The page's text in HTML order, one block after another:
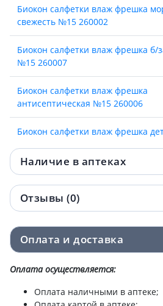
Биокон салфетки влаж фрешка
свежесть №15 260002
Биокон салфетки влаж фрешка б/
№15 260007
Биокон салфетки влаж фрешка
антисептическая №15 260006
Биокон салфетки влаж фрешка
Биокон салфетки влаж фрешка д/
гигиены №20 260004
Доктор Биокон спрей
рук алое вера и шалфей 50 мл
Доктор Биокон спрей
рук пантенол и розмарин 50 мл
Биокон дб гель антисептический
Наличие в аптеках
Отзывы (0)
Оплата и доставка
Оплата осуществляется:
Оплата наличными в аптеке;